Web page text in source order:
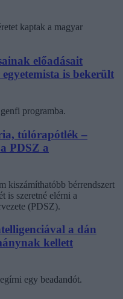
kaptak a magyar
előadásait
is bekerült
programba.
túlórapótlék –
PDSZ a
kiszámíthatóbb bérrendszert
is szeretné elérni a
(PDSZ).
a dán
kellett
egy beadandót.